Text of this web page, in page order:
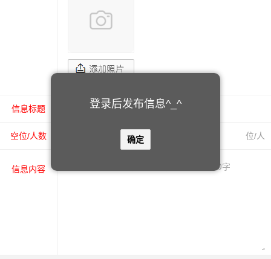
登录后发布信息^_^
确定
信息标题
空位/人数 位/人
信息内容